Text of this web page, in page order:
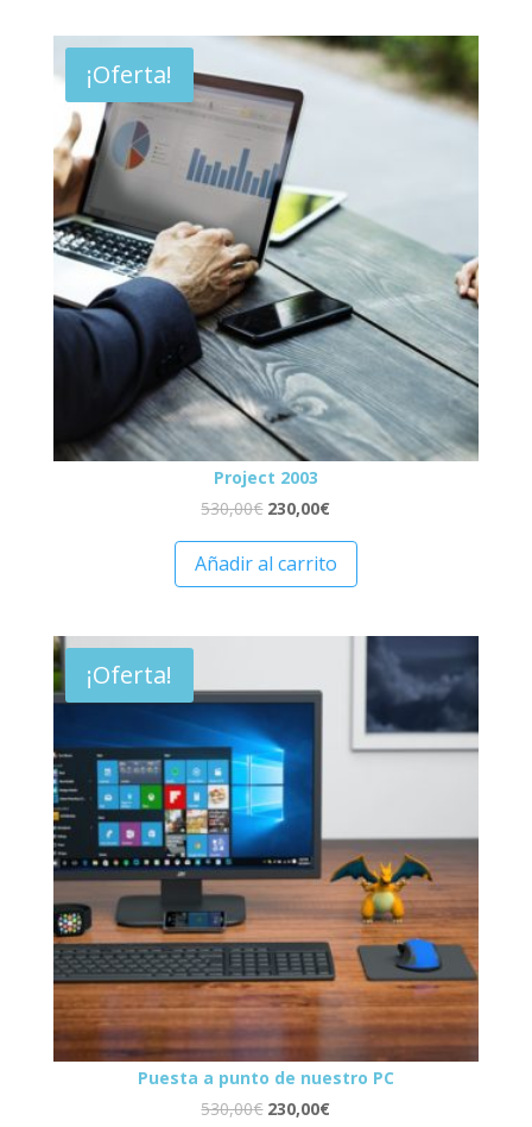
¡Oferta!
Project 2003
530,00€ 230,00€
Añadir al carrito
¡Oferta!
Puesta a punto de nuestro PC
530,00€ 230,00€